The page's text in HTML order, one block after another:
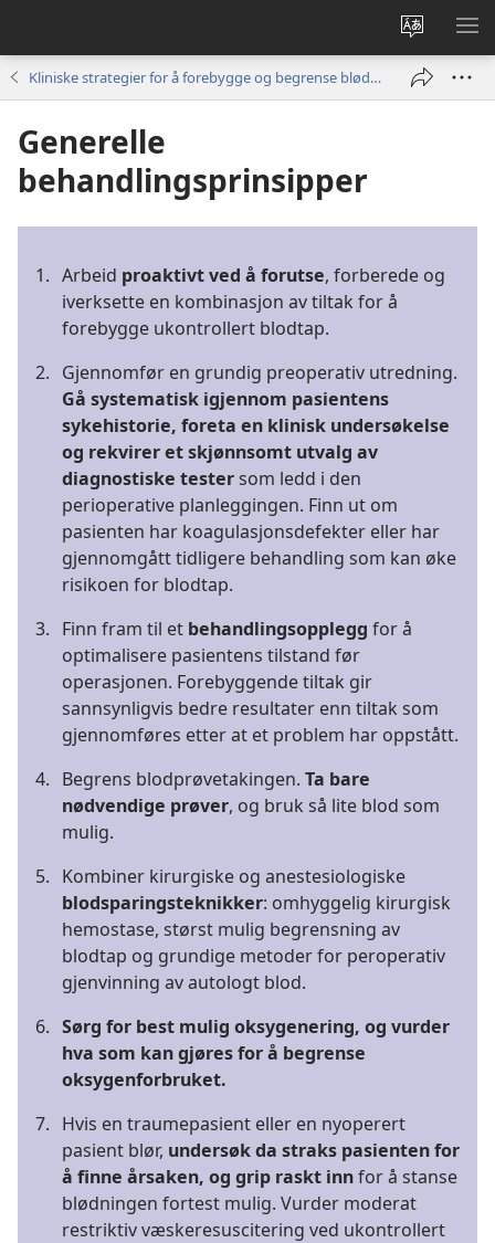
Endre
språk
VIS
Kliniske strategier for å forebygge og begrense blødning og anemi hos kirurgiske pasienter uten bruk av blodtransfusjon
Generelle
behandlingsprinsipper
1. Arbeid proaktivt ved å forutse, forberede og
iverksette en kombinasjon av tiltak for å
forebygge ukontrollert blodtap.
2. Gjennomfør en grundig preoperativ utredning.
Gå systematisk igjennom pasientens
sykehistorie, foreta en klinisk undersøkelse
og rekvirer et skjønnsomt utvalg av
diagnostiske testersom ledd i den
perioperative planleggingen. Finn ut om
pasienten har koagulasjonsdefekter eller har
gjennomgått tidligere behandling som kan øke
risikoen for blodtap.
3. Finn fram til et behandlingsopplegg for å
optimalisere pasientens tilstand før
operasjonen. Forebyggende tiltak gir
sannsynligvis bedre resultater enn tiltak som
gjennomføres etter at et problem har oppstått.
4. Begrens blodprøvetakingen. Ta bare
nødvendige prøver, og bruk så lite blod som
mulig.
5. Kombiner kirurgiske og anestesiologiske
blodsparingsteknikker: omhyggelig kirurgisk
hemostase, størst mulig begrensning av
blodtap og grundige metoder for peroperativ
gjenvinning av autologt blod.
6. Sørg for best mulig oksygenering, og vurder
hva som kan gjøres for å begrense
oksygenforbruket.
7. Hvis en traumepasient eller en nyoperert
pasient blør, undersøk da straks pasienten for
å finne årsaken, og grip raskt innfor å stanse
blødningen fortest mulig. Vurder moderat
restriktiv væskeresuscitering ved ukontrollert